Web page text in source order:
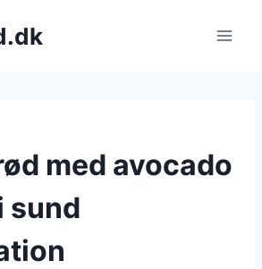
med avocado
sund